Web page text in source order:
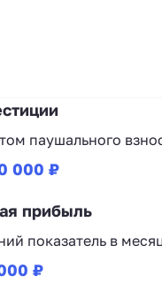
паушального
000 ₽
прибыль
показатель в
₽